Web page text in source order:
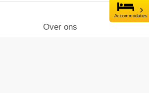
Accommodaties
Over ons